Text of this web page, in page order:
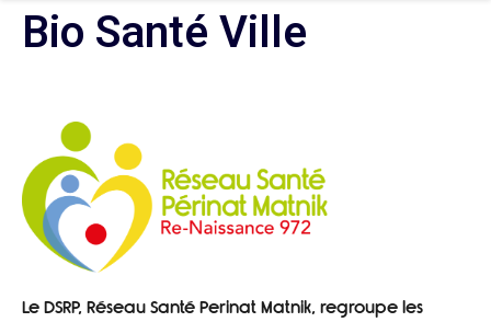
Bio Santé Ville
Le DSRP, Réseau Santé Perinat Matnik, regroupe les